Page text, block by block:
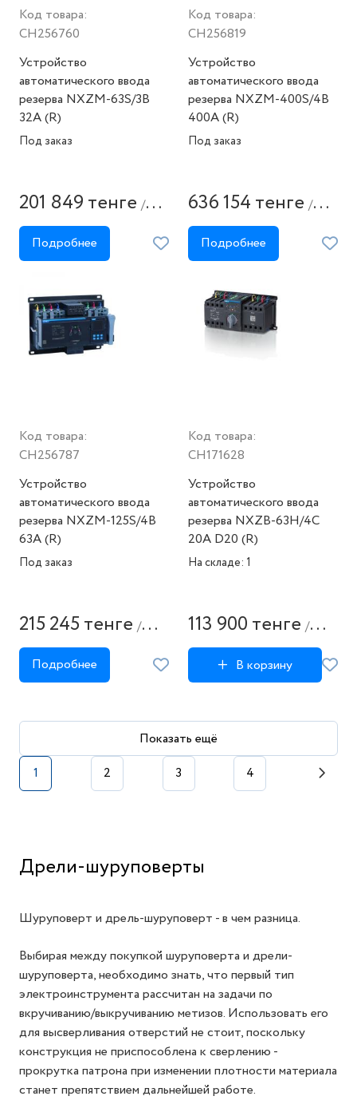
Код товара:
CH256760
Устройство
автоматического ввода
резерва NXZM-63S/3B
32A (R)
Под заказ
201 849 тенге/
штука
Подробнее
Код товара:
CH256819
Устройство
автоматического ввода
резерва NXZM-400S/4B
400A (R)
Под заказ
636 154 тенге/
штука
Подробнее
Код товара:
CH256787
Устройство
автоматического ввода
резерва NXZM-125S/4B
63A (R)
Под заказ
215 245 тенге/
штука
Подробнее
Код товара:
CH171628
Устройство
автоматического ввода
резерва NXZB-63H/4C
20A D20 (R)
На складе: 1
113 900 тенге/
штука
В корзину
Показать ещё
1
2 3 4
Дрели-шуруповерты
Шуруповерт и дрель-шуруповерт - в чем разница.
Выбирая между покупкой шуруповерта и дрели-
шуруповерта, необходимо знать, что первый тип
электроинструмента рассчитан на задачи по
вкручиванию/выкручиванию метизов. Использовать его
для высверливания отверстий не стоит, поскольку
конструкция не приспособлена к сверлению -
прокрутка патрона при изменении плотности материала
станет препятствием дальнейшей работе.